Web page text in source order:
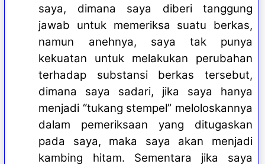
saya, dimana saya diberi tanggung
jawab untuk memeriksa suatu berkas,
namun anehnya, saya tak punya
kekuatan untuk melakukan perubahan
terhadap substansi berkas tersebut,
dimana saya sadari, jika saya hanya
menjadi “tukang stempel” meloloskannya
dalam pemeriksaan yang ditugaskan
pada saya, maka saya akan menjadi
kambing hitam. Sementara jika saya